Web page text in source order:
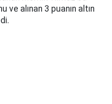
ve alınan 3 puanın altın